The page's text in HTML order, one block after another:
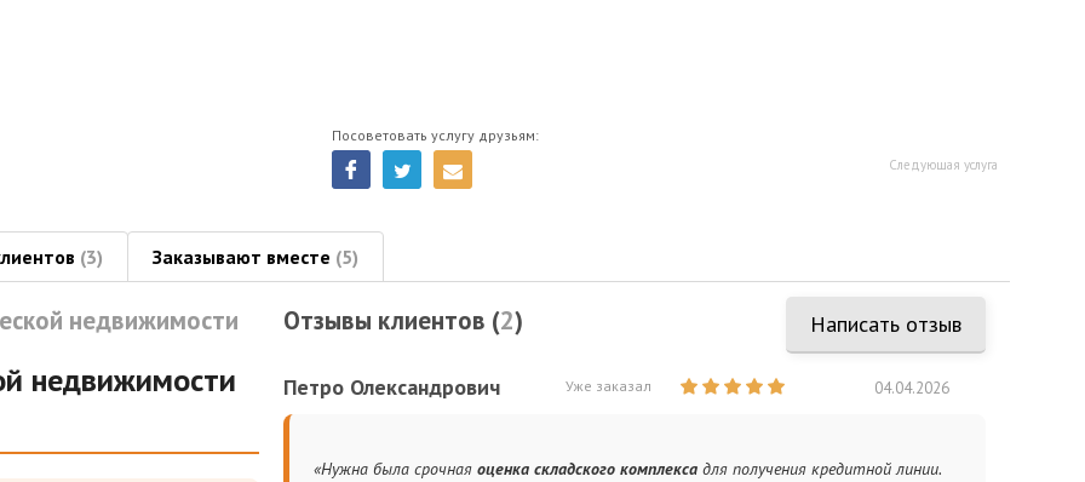
Посоветовать услугу друзьям:
Следующая услуга
(3) Заказывают вместе (5)
недвижимости
недвижимости
Написать отзыв
Отзывы клиентов (2)
04.04.2026
Петро Олександрович Уже заказал
«Нужна была срочная оценка складского комплекса для получения кредитной линии.